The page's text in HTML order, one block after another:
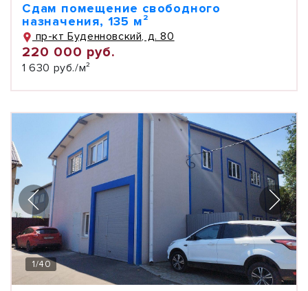
Сдам помещение свободного
назначения, 135 м²
пр-кт Буденновский, д. 80
220 000 руб.
1 630 руб./м²
1/40